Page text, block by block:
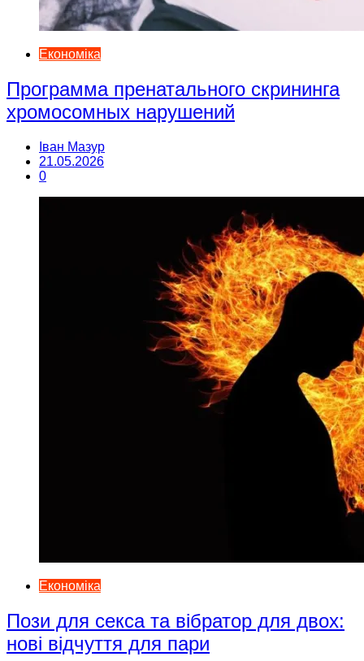
Економіка
Программа пренатального скрининга
хромосомных нарушений
Іван Мазур
21.05.2026
0
Економіка
Пози для секса та вібратор для двох:
нові відчуття для пари